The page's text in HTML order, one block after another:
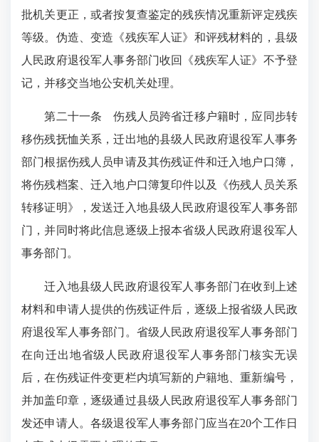
批机关更正，或者按复查鉴定的残疾情况重新评定残疾
等级。伪造、变造《残疾军人证》和评残材料的，县级
人民政府退役军人事务部门收回《残疾军人证》不予登
记，并移交当地公安机关处理。
第二十一条 伤残人员跨省迁移户籍时，应同步转
移伤残抚恤关系，迁出地的县级人民政府退役军人事务
部门根据伤残人员申请及其伤残证件和迁入地户口簿，
将伤残档案、迁入地户口簿复印件以及《伤残人员关系
转移证明》，发送迁入地县级人民政府退役军人事务部
门，并同时将此信息逐级上报本省级人民政府退役军人
事务部门。
迁入地县级人民政府退役军人事务部门在收到上述
材料和申请人提供的伤残证件后，逐级上报省级人民政
府退役军人事务部门。省级人民政府退役军人事务部门
在向迁出地省级人民政府退役军人事务部门核实无误
后，在伤残证件变更栏内填写新的户籍地、重新编号，
并加盖印章，逐级通过县级人民政府退役军人事务部门
发还申请人。各级退役军人事务部门应当在20个工作日